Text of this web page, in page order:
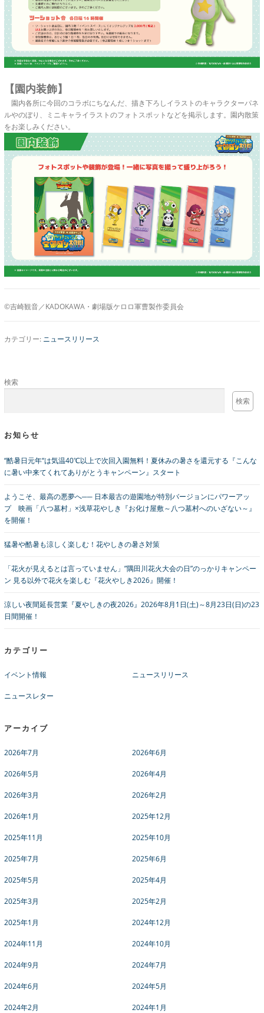
【園内装飾】
園内各所に今回のコラボにちなんだ、描き下ろしイラストのキャラクターパネ
ルやのぼり、ミニキャライラストのフォトスポットなどを掲示します。園内散策
をお楽しみください。
©吉崎観音／KADOKAWA・劇場版ケロロ軍曹製作委員会
カテゴリー: ニュースリリース
検索
検索
お知らせ
“酷暑日元年“は気温40℃以上で次回入園無料！夏休みの暑さを還元する『こんな
に暑い中来てくれてありがとうキャンペーン』スタート
ようこそ、最高の悪夢へ── 日本最古の遊園地が特別バージョンにパワーアッ
プ 映画「八つ墓村」×浅草花やしき『お化け屋敷～八つ墓村へのいざない～』
を開催！
猛暑や酷暑も涼しく楽しむ！花やしきの暑さ対策
「花火が見えるとは言っていません」”隅田川花火大会の日”のっかりキャンペー
ン 見る以外で花火を楽しむ『花火やしき2026』開催！
涼しい夜間延長営業『夏やしきの夜2026』2026年8月1日(土)～8月23日(日)の23
日間開催！
カテゴリー
イベント情報 ニュースリリース
ニュースレター
アーカイブ
2026年7月 2026年6月
2026年5月 2026年4月
2026年3月 2026年2月
2026年1月 2025年12月
2025年11月 2025年10月
2025年7月 2025年6月
2025年5月 2025年4月
2025年3月 2025年2月
2025年1月 2024年12月
2024年11月 2024年10月
2024年9月 2024年7月
2024年6月 2024年5月
2024年2月 2024年1月